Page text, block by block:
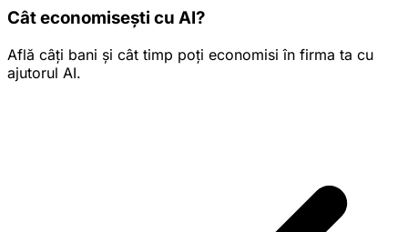
Cât economisești cu AI?
Află câți bani și cât timp poți economisi în firma ta cu
ajutorul AI.